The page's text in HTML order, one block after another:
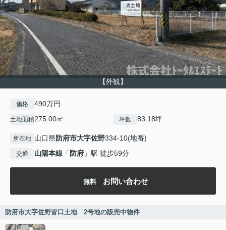
【外観】
価格 490万円
土地面積275.00㎡ 坪数 83.18坪
所在地 山口県防府市大字佐野334-10(地番)
交通 山陽本線 「 防府 」駅 徒歩59分
無料 お問い合わせ
防府市大字佐野皆口土地 2号地の販売中物件